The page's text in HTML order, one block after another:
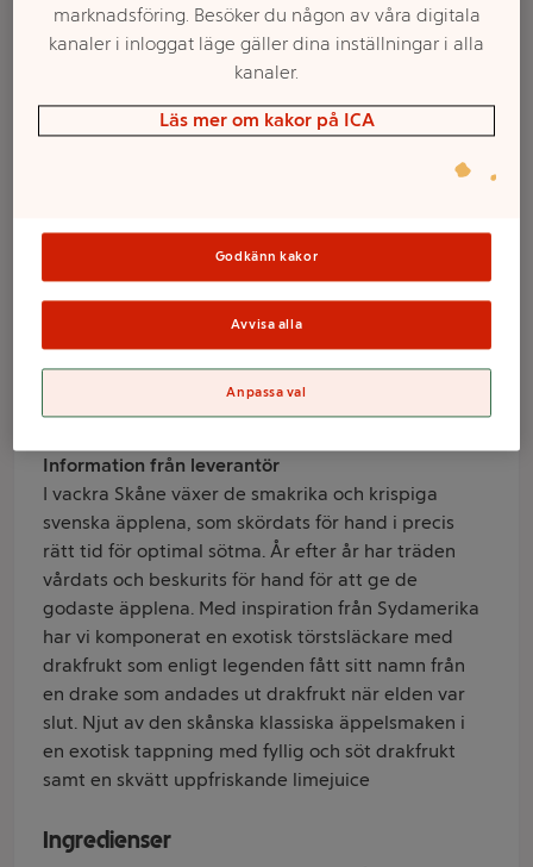
Juice Äpplen
Lime 1L Kiviks
Kiviks
Information från leverantör
I vackra Skåne växer de smakrika och krispiga
svenska äpplena, som skördats för hand i precis
rätt tid för optimal sötma. År efter år har träden
vårdats och beskurits för hand för att ge de
godaste äpplena. Med inspiration från Sydamerika
har vi komponerat en exotisk törstsläckare med
drakfrukt som enligt legenden fått sitt namn från
en drake som andades ut drakfrukt när elden var
slut. Njut av den skånska klassiska äppelsmaken i
en exotisk tappning med fyllig och söt drakfrukt
samt en skvätt uppfriskande limejuice
Ingredienser
Sortimentet kan variera mellan butikerna
marknadsföring. Besöker du någon av våra digitala
kanaler i inloggat läge gäller dina inställningar i alla
kanaler.
Läs mer om kakor på ICA
Godkänn kakor
Avvisa alla
Anpassa val